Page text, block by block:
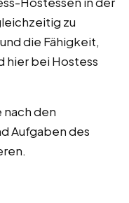
zu
die Fähigkeit,
hier bei Hostess
den
Aufgaben des